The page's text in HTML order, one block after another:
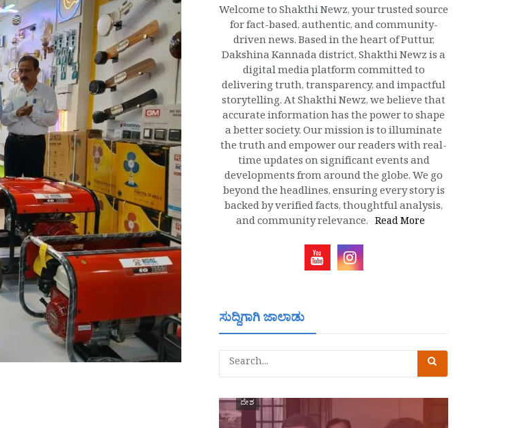
Welcome to Shakthi Newz, your trusted source
for fact-based, authentic, and community-
driven news. Based in the heart of Puttur,
Dakshina Kannada district, Shakthi Newz is a
digital media platform committed to
delivering truth, transparency, and impactful
storytelling. At Shakthi Newz, we believe that
accurate information has the power to shape
a better society. Our mission is to illuminate
the truth and empower our readers with real-
time updates on significant events and
developments from around the globe. We go
beyond the headlines, ensuring every story is
backed by verified facts, thoughtful analysis,
and community relevance. Read More
ಸುದ್ದಿಗಾಗಿ ಜಾಲಾಡು
ದೇಶ